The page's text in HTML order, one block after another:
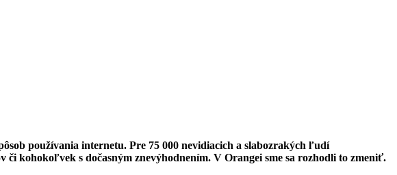
používania internetu. Pre 75 000 nevidiacich a slabozrakých ľudí
kohokoľvek s dočasným znevýhodnením. V Orangei sme sa rozhodli to zmeniť.